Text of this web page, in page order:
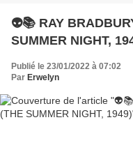
👽📚 RAY
SUMMER NIGHT,
Publié le 23/01/2022 à 07:02
Par Erwelyn